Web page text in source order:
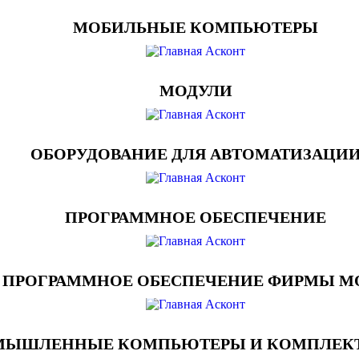
МОБИЛЬНЫЕ КОМПЬЮТЕРЫ
МОДУЛИ
ОБОРУДОВАНИЕ ДЛЯ
ПРОГРАММНОЕ ОБЕСПЕЧЕНИЕ
ПРОГРАММНОЕ ОБЕСПЕЧЕНИЕ ФИРМЫ
КОМПЬЮТЕРЫ И